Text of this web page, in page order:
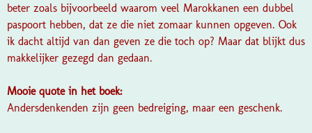
beter zoals bijvoorbeeld waarom veel Marokkanen een dubbel
paspoort hebben, dat ze die niet zomaar kunnen opgeven. Ook
ik dacht altijd van dan geven ze die toch op? Maar dat blijkt dus
makkelijker gezegd dan gedaan.
Mooie quote in het boek:
Andersdenkenden zijn geen bedreiging, maar een geschenk.